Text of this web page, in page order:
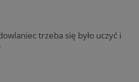
trzeba się było uczyć i